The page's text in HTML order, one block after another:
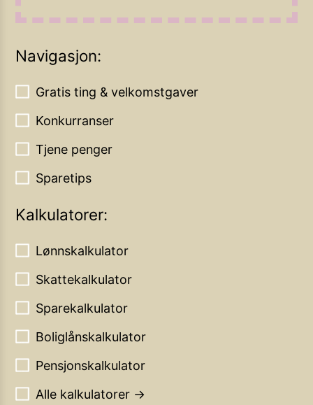
Navigasjon:
Gratis ting & velkomstgaver
Konkurranser
Tjene penger
Sparetips
Kalkulatorer:
Lønnskalkulator
Skattekalkulator
Sparekalkulator
Boliglånskalkulator
Pensjonskalkulator
Alle kalkulatorer →